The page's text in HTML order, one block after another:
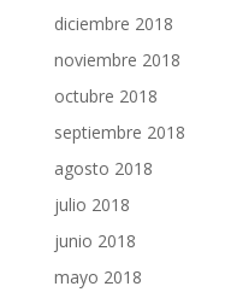
diciembre 2018
noviembre 2018
octubre 2018
septiembre 2018
agosto 2018
julio 2018
junio 2018
mayo 2018